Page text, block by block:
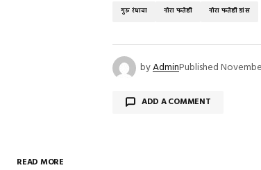
गुरु रंधावा नोरा फतेही नोरा फतेही डांस
byAdminPublished
ADD A COMMENT
READ MORE